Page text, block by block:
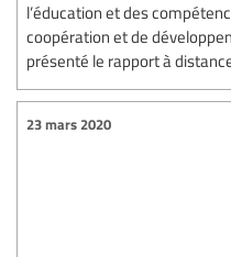
l’éducation et des
coopération et de
présenté le rapport à
23 mars 2020